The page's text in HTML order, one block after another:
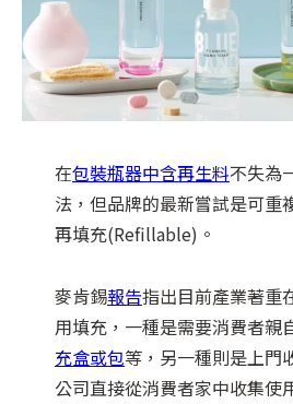
在包裝瓶器中含再生料不失為
法，但品牌的最新嘗試是可重
再填充(Refillable)。
麥肯錫報告指出目前產業著重
用填充，一種是需要消費者親
充盒或包等，另一種則是上門
公司直接從消費者家中收集使